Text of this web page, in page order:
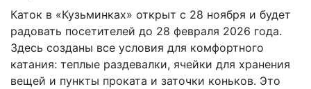
Каток в «Кузьминках» открыт с 28 ноября и будет
радовать посетителей до 28 февраля 2026 года.
Здесь созданы все условия для комфортного
катания: теплые раздевалки, ячейки для хранения
вещей и пункты проката и заточки коньков. Это